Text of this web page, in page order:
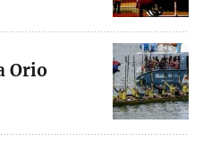
Orio